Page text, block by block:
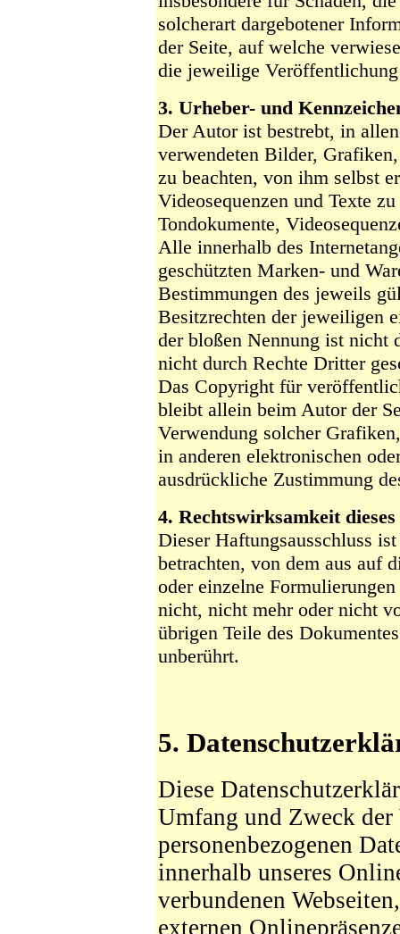
solcherart dargebotener
der Seite, auf welche
die jeweilige
3. Urheber- und
Der Autor ist bestrebt, in
verwendeten Bilder,
zu beachten, von ihm selbst
Videosequenzen und Texte
Tondokumente,
Alle innerhalb des
geschützten Marken- und
Bestimmungen des jeweils
Besitzrechten der jeweiligen
der bloßen Nennung ist nicht
nicht durch Rechte Dritter
Das Copyright für
bleibt allein beim Autor der
Verwendung solcher
in anderen elektronischen
ausdrückliche Zustimmung
4. Rechtswirksamkeit
Dieser Haftungsausschluss
betrachten, von dem aus auf
oder einzelne
nicht, nicht mehr oder nicht
übrigen Teile des
unberührt.
5.
Diese
Umfang und Zweck
personenbezogenen
innerhalb unseres
verbundenen
externen